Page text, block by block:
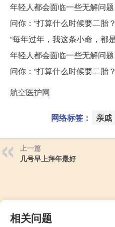
年轻人都会面临一些无解问
问你：“打算什么时候要二胎
“每年过年，我这条小命，都
年轻人都会面临一些无解问
问你：“打算什么时候要二胎
航空医护网
网络标签： 亲戚
上一篇
几号早上拜年最好
相关问题